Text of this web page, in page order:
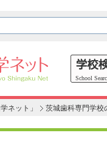
ネット」 茨城歯科専門学校